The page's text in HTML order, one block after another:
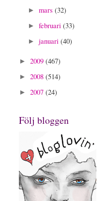
► mars (32)
► februari (33)
► januari (40)
► 2009 (467)
► 2008 (514)
► 2007 (24)
Följ bloggen